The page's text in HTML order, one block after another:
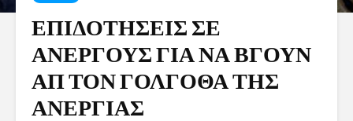
ΕΠΙΔΟΤΗΣΕΙΣ ΣΕ
ΑΝΕΡΓΟΥΣ ΓΙΑ ΝΑ ΒΓΟΥΝ
ΑΠ ΤΟΝ ΓΟΛΓΟΘΑ ΤΗΣ
ΑΝΕΡΓΙΑΣ